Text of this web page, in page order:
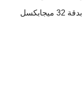
المتوقعة. على الجانب الأمامي ، يحتوي جهاز Galaxy M31s على عدسة صور شخصية بدقة 32 ميجابكسل